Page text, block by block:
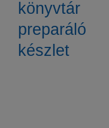
könyvtár
preparáló
készlet